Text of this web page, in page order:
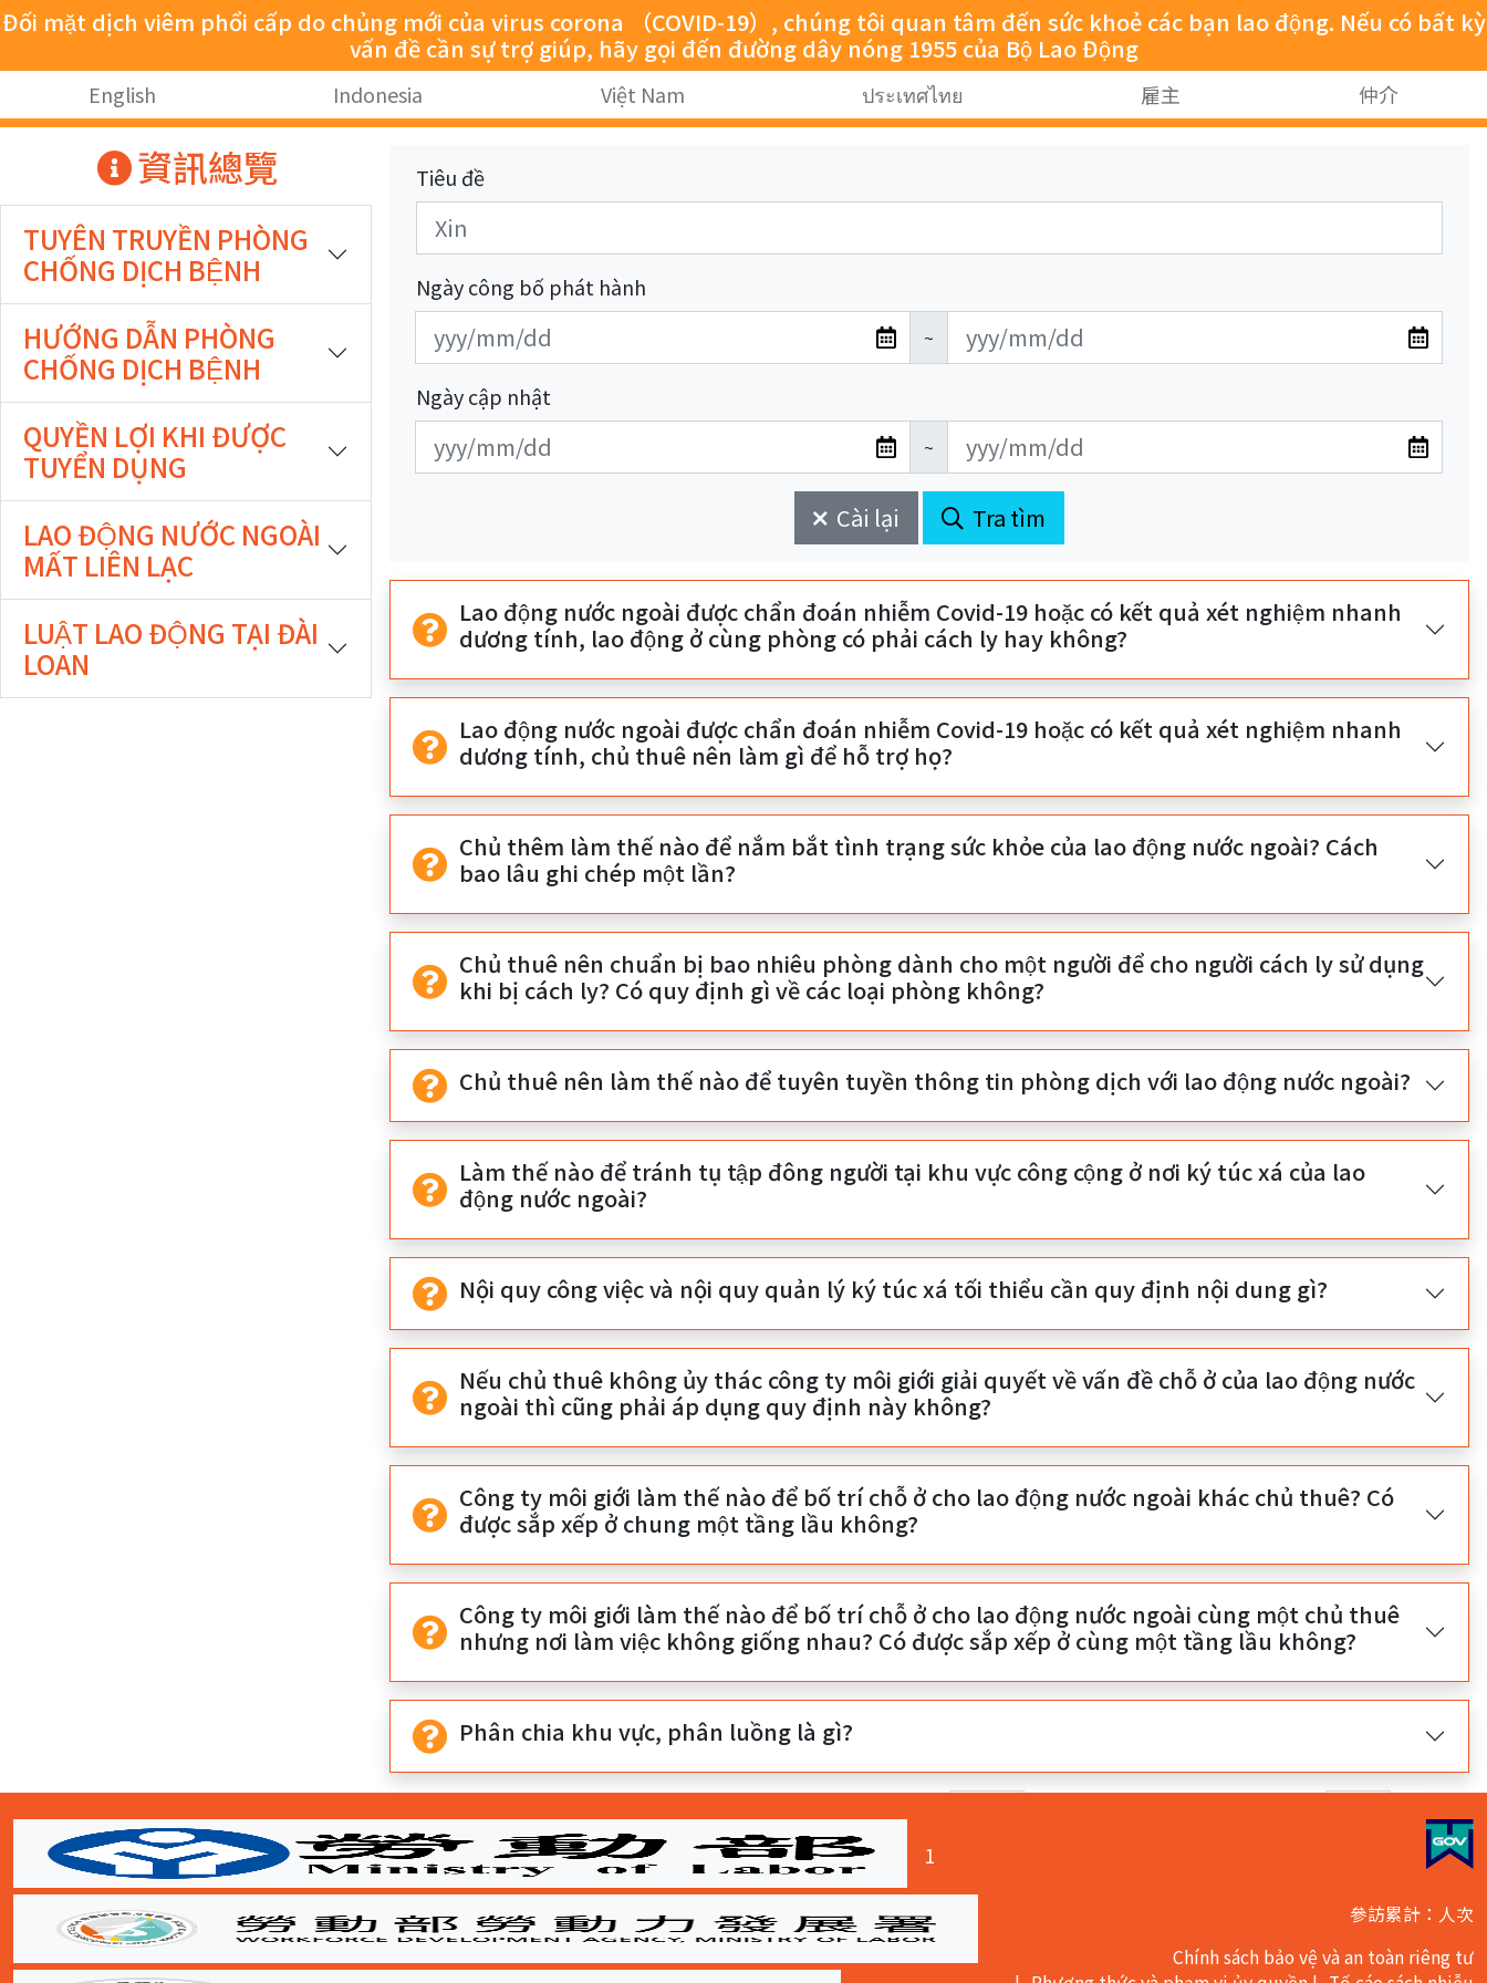
跳至主要內容
Đối mặt dịch viêm phổi cấp do chủng mới của virus corona （COVID-19）, chúng tôi quan tâm đến sức khoẻ các bạn lao động. Nếu có bất kỳ
vấn đề cần sự trợ giúp, hãy gọi đến đường dây nóng 1955 của Bộ Lao Động
English Indonesia Việt Nam ประเทศไทย 雇主
仲介
資訊總覽
TUYÊN TRUYỀN PHÒNG
CHỐNG DỊCH BỆNH
HƯỚNG DẪN PHÒNG
CHỐNG DỊCH BỆNH
QUYỀN LỢI KHI ĐƯỢC
TUYỂN DỤNG
LAO ĐỘNG NƯỚC NGOÀI
MẤT LIÊN LẠC
LUẬT LAO ĐỘNG TẠI ĐÀI
LOAN
Tiêu đề
Ngày công bố phát hành
日
期
開
始
~
日
期
結
束
Ngày cập nhật
始
~
束
Cài lại Tra tìm
Lao động nước ngoài được chẩn đoán nhiễm Covid-19 hoặc có kết quả xét nghiệm nhanh
dương tính, lao động ở cùng phòng có phải cách ly hay không?
Lao động nước ngoài được chẩn đoán nhiễm Covid-19 hoặc có kết quả xét nghiệm nhanh
dương tính, chủ thuê nên làm gì để hỗ trợ họ?
Chủ thêm làm thế nào để nắm bắt tình trạng sức khỏe của lao động nước ngoài? Cách
bao lâu ghi chép một lần?
Chủ thuê nên chuẩn bị bao nhiêu phòng dành cho một người để cho người cách ly sử dụng
khi bị cách ly? Có quy định gì về các loại phòng không?
Chủ thuê nên làm thế nào để tuyên tuyền thông tin phòng dịch với lao động nước ngoài?
Làm thế nào để tránh tụ tập đông người tại khu vực công cộng ở nơi ký túc xá của lao
động nước ngoài?
Nội quy công việc và nội quy quản lý ký túc xá tối thiểu cần quy định nội dung gì?
Nếu chủ thuê không ủy thác công ty môi giới giải quyết về vấn đề chỗ ở của lao động nước
ngoài thì cũng phải áp dụng quy định này không?
Công ty môi giới làm thế nào để bố trí chỗ ở cho lao động nước ngoài khác chủ thuê? Có
được sắp xếp ở chung một tầng lầu không?
Công ty môi giới làm thế nào để bố trí chỗ ở cho lao động nước ngoài cùng một chủ thuê
nhưng nơi làm việc không giống nhau? Có được sắp xếp ở cùng một tầng lầu không?
Phân chia khu vực, phân luồng là gì?
1
參訪累計：人次
Chính sách bảo vệ và an toàn riêng tư